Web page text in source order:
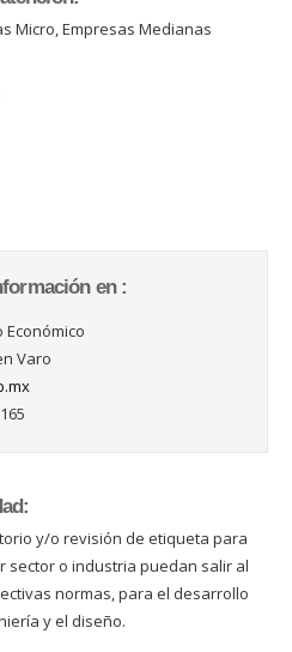
Micro, Empresas Medianas
en :
Varo
y/o revisión de etiqueta para
sector o industria puedan salir al
normas, para el desarrollo
y el diseño.